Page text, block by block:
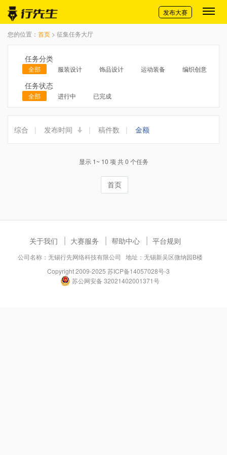
切换导航
发布大赛
您的位置： 首页 > 征集任务大厅
任务分类
全部 服装设计 饰品设计 运动装备 编织创意
任务状态
全部 进行中 已完成
综合 | 发布时间 | 稿件数 | 金额
显示 1~ 10 项 共 0 个任务
首页
关于我们 大赛服务 帮助中心 平台规则
公司名称：无锡行先网络科技有限公司 地址：无锡新吴区微纳园B楼
Copyright 2009-2025 苏ICP备14057028号-3
苏公网安备 32021402001371号